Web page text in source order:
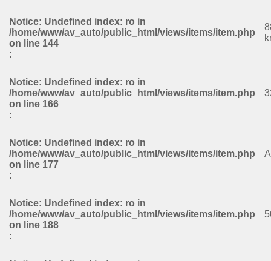
Notice: Undefined index: ro in
/home/www/av_auto/public_html/views/items/item.php
on line 144
:
Notice: Undefined index: ro in
/home/www/av_auto/public_html/views/items/item.php
on line 166
:
Notice: Undefined index: ro in
/home/www/av_auto/public_html/views/items/item.php
on line 177
:
Notice: Undefined index: ro in
/home/www/av_auto/public_html/views/items/item.php
on line 188
: